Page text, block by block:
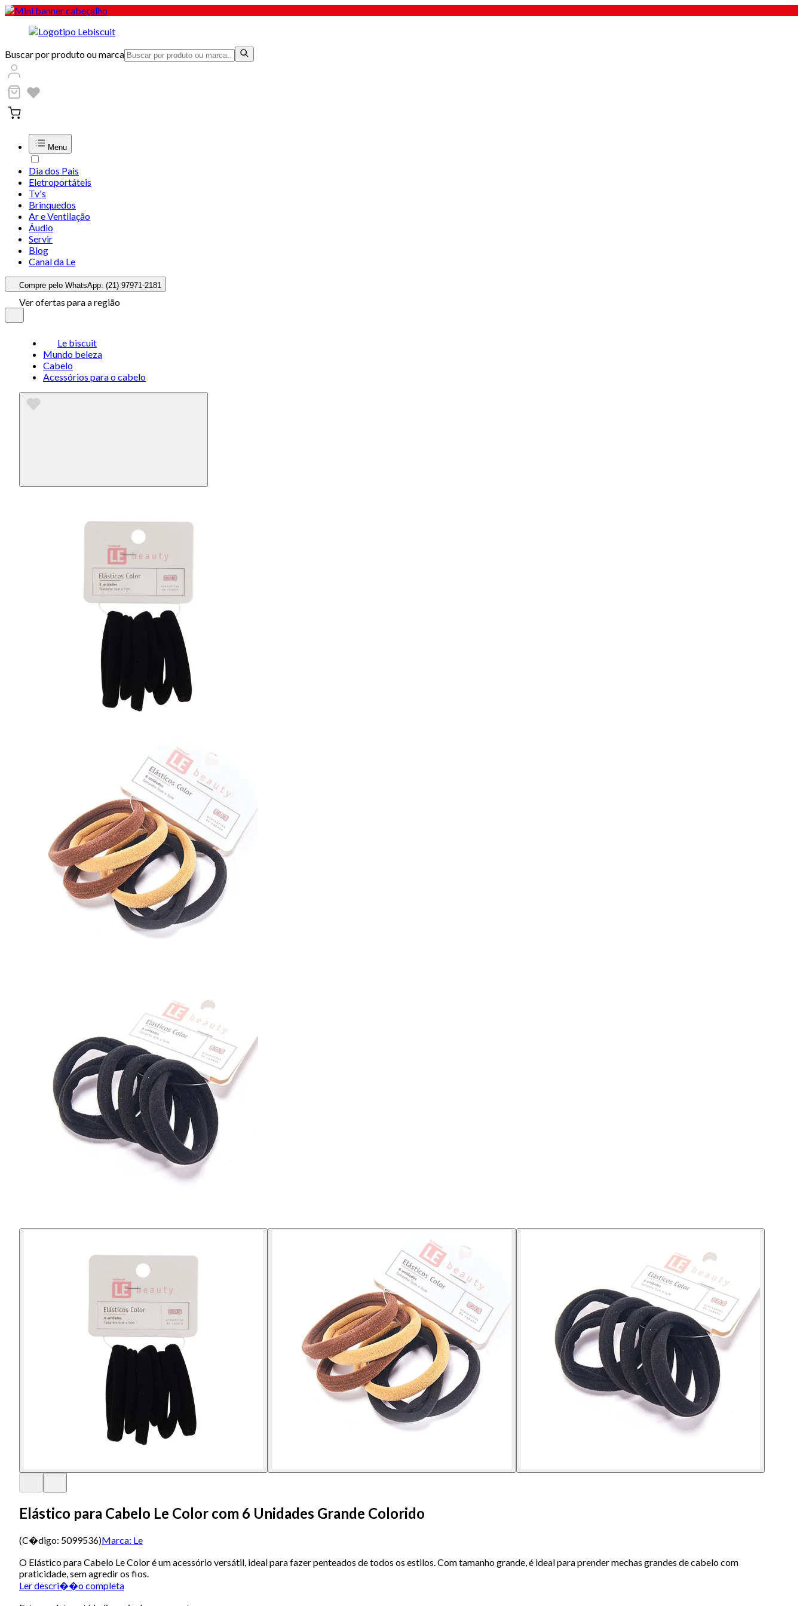
Buscar por produto ou marca
Menu
Dia dos Pais
Eletroportáteis
Tv's
Brinquedos
Ar e Ventilação
Áudio
Servir
Blog
Canal da Le
Compre pelo WhatsApp: (21) 97971-2181
Ver ofertas para a região
Le biscuit
Mundo beleza
Cabelo
Acessórios para o cabelo
Elástico para Cabelo Le Color com 6 Unidades Grande Colorido
(C�digo: 5099536)Marca: Le
O Elástico para Cabelo Le Color é um acessório versátil, ideal para fazer penteados de todos os estilos. Com tamanho grande, é ideal para prender mechas grandes de cabelo com
praticidade, sem agredir os fios.
Ler descri��o completa